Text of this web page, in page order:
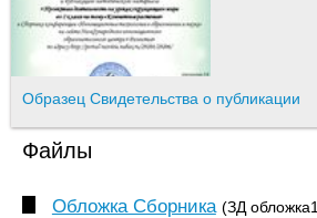
Образец Свидетельства о публикации
Файлы
Обложка Сборника (ЗД